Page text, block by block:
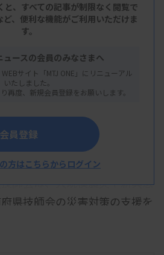
師会は、大規模震災や新興感
県技師会の災害対策の支援を
と、すべての記事が制限なく閲覧で
、便利な機能がご利用いただけま
す。
ュースの会員のみなさまへ
サイト「MTJ ONE」にリニューアル
いたしました。
再度、新規会員登録をお願いします。
員登録
方はこちらからログイン